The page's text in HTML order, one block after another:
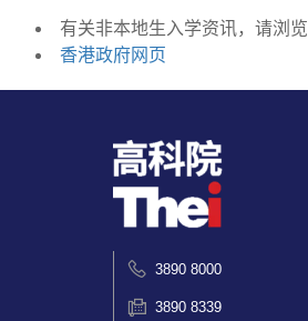
有关非本地生入学资讯，请浏览
香港政府网页
3890 8000
3890 8339